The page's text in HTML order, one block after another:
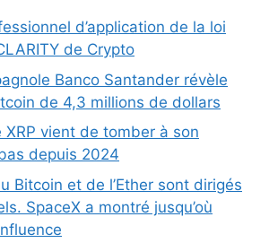
d’application de la loi
de Crypto
Banco Santander révèle
de 4,3 millions de dollars
vient de tomber à son
depuis 2024
Bitcoin et de l’Ether sont dirigés
SpaceX a montré jusqu’où